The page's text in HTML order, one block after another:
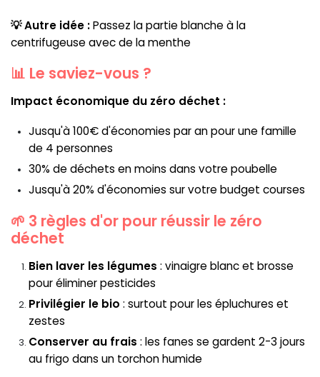
💡 Autre idée :Passez la partie blanche à la
centrifugeuse avec de la menthe
📊 Le saviez-vous ?
Impact économique du zéro déchet :
Jusqu'à 100€ d'économies par an pour une famille
de 4 personnes
30% de déchets en moins dans votre poubelle
Jusqu'à 20% d'économies sur votre budget courses
🌱 3 règles d'or pour réussir le zéro
déchet
Bien laver les légumes : vinaigre blanc et brosse
pour éliminer pesticides
Privilégier le bio : surtout pour les épluchures et
zestes
Conserver au frais : les fanes se gardent 2-3 jours
au frigo dans un torchon humide